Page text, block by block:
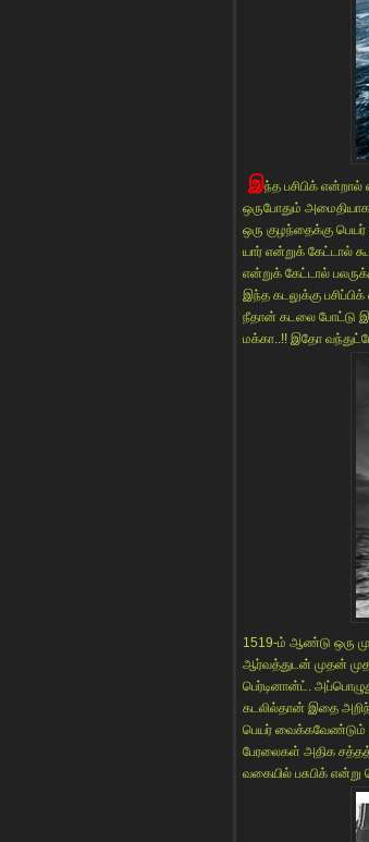
இந்த பசிபிக்
ஒருபோதும்
ஒரு குழந்தைக்கு
யார் என்றுக் கேட்டால்
என்றுக் கேட்டால்
இந்த கடலுக்கு
நீதான் கடலை போட்டு
மக்கா..!! இதோ
1519-ம் ஆண்டு ஒரு
ஆர்வத்துடன் முதன்
பெர்டினான்ட்.
கடலில்தான் இதை
பெயர் வைக்கவேண்டும்
பேரலைகள் அதிக
வகையில் பசுபிக் என்று